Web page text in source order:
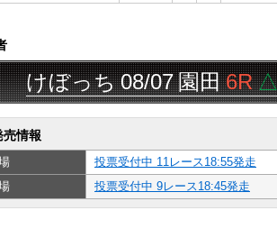
っち08/07 園田6R△◯▲
売情報
投票受付中 11レース18:55発走
投票受付中 9レース18:45発走